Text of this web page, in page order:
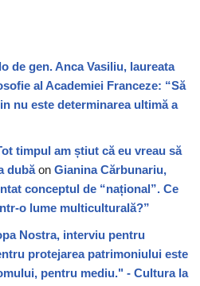
de gen. Anca Vasiliu, laureata
al Academiei Franceze: “Să
nu este determinarea ultimă a
timpul am știut că eu vreau să
dubăon Gianina Cărbunariu,
conceptul de “național”. Ce
o lume multiculturală?”
Nostra, interviu pentru
protejarea patrimoniului este
pentru mediu." - Cultura la